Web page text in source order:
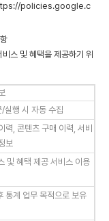
https://policies.google.c
스 및 혜택을 제공하기 위
실행 시 자동 수집
력, 콘텐츠 구매 이력, 서비
보
및 혜택 제공 서비스 이용
통계 업무 목적으로 보유